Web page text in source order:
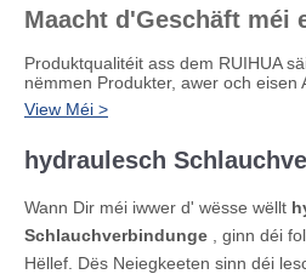
Maacht d'Geschäft méi
Produktqualitéit ass dem RUIHUA
nëmmen Produkter, awer och eisen
View Méi >
hydraulesch
Wann Dir méi iwwer d' wësse wëllt
Schlauchverbindunge
, ginn déi
Hëllef. Dës Neiegkeeten sinn déi